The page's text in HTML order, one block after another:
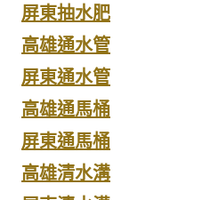
屏東抽水肥
高雄通水管
屏東通水管
高雄通馬桶
屏東通馬桶
高雄清水溝